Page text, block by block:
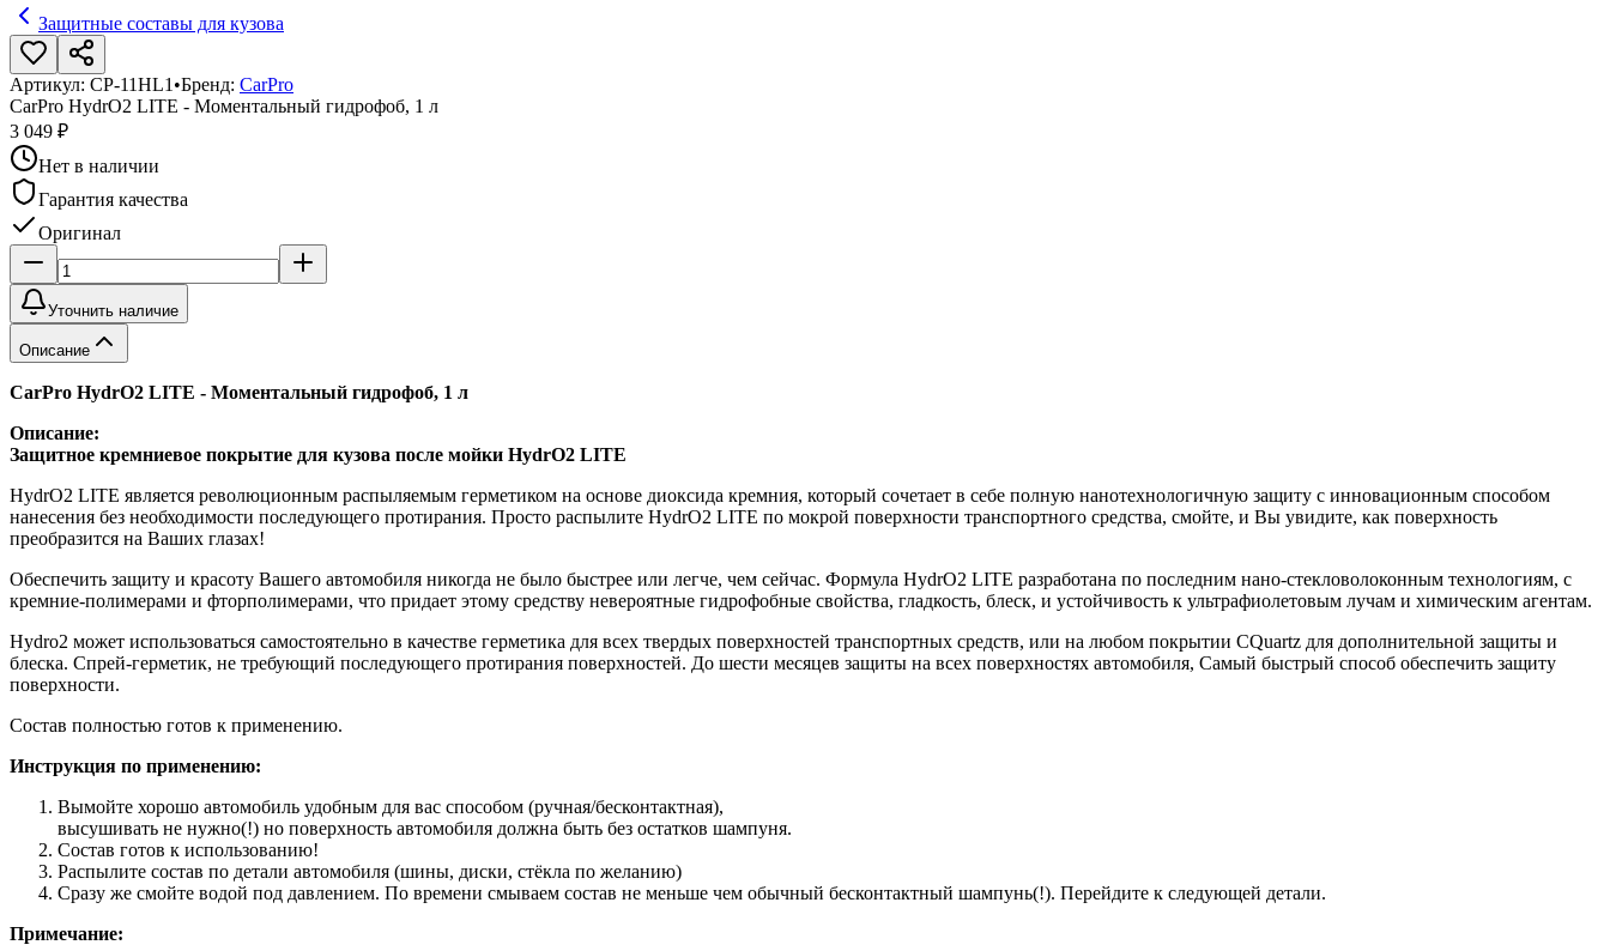
Защитные составы для кузова
Артикул: CP-11HL1 •Бренд: CarPro
CarPro HydrO2 LITE - Моментальный гидрофоб, 1 л
3 049 ₽
Нет в наличии
Гарантия качества
Оригинал
Уточнить наличие
Описание
CarPro HydrO2 LITE - Моментальный гидрофоб, 1 л
Описание:
Защитное кремниевое покрытие для кузова после мойки HydrO2 LITE
HydrO2 LITE является революционным распыляемым герметиком на основе диоксида кремния, который сочетает в себе полную нанотехнологичную защиту с инновационным способом
нанесения без необходимости последующего протирания. Просто распылите HydrO2 LITE по мокрой поверхности транспортного средства, смойте, и Вы увидите, как поверхность
преобразится на Ваших глазах!
Обеспечить защиту и красоту Вашего автомобиля никогда не было быстрее или легче, чем сейчас. Формула HydrO2 LITE разработана по последним нано-стекловолоконным технологиям, с
кремние-полимерами и фторполимерами, что придает этому средству невероятные гидрофобные свойства, гладкость, блеск, и устойчивость к ультрафиолетовым лучам и химическим агентам.
Hydro2 может использоваться самостоятельно в качестве герметика для всех твердых поверхностей транспортных средств, или на любом покрытии CQuartz для дополнительной защиты и
блеска. Спрей-герметик, не требующий последующего протирания поверхностей. До шести месяцев защиты на всех поверхностях автомобиля, Самый быстрый способ обеспечить защиту
поверхности.
Состав полностью готов к применению.
Инструкция по применению:
Вымойте хорошо автомобиль удобным для вас способом (ручная/бесконтактная),
высушивать не нужно(!) но поверхность автомобиля должна быть без остатков шампуня.
Состав готов к использованию!
Распылите состав по детали автомобиля (шины, диски, стёкла по желанию)
Сразу же смойте водой под давлением. По времени смываем состав не меньше чем обычный бесконтактный шампунь(!). Перейдите к следующей детали.
Примечание: